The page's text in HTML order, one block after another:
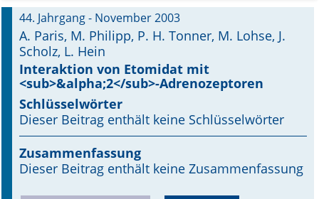
Suche
Aktuelle Ausgabe
Archiv
Supplements
44. Jahrgang - November 2003
A. Paris, M. Philipp, P. H. Tonner, M. Lohse, J.
Scholz, L. Hein
Interaktion von Etomidat mit
<sub>&alpha;2</sub>-Adrenozeptoren
Schlüsselwörter
Dieser Beitrag enthält keine Schlüsselwörter
Zusammenfassung
Dieser Beitrag enthält keine Zusammenfassung